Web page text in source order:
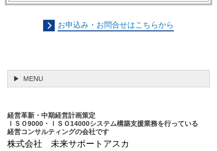
お申込み・お問合せはこちらから
MENU
経営革新・中期経営計画策定
ＩＳＯ9000・ＩＳＯ14000システム構築支援業務を行っている
経営コンサルティングの会社です
株式会社 未来サポートアスカ